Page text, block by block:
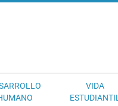
VIDA
ESTUDIANTIL